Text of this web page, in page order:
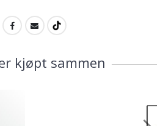
kjøpt sammen